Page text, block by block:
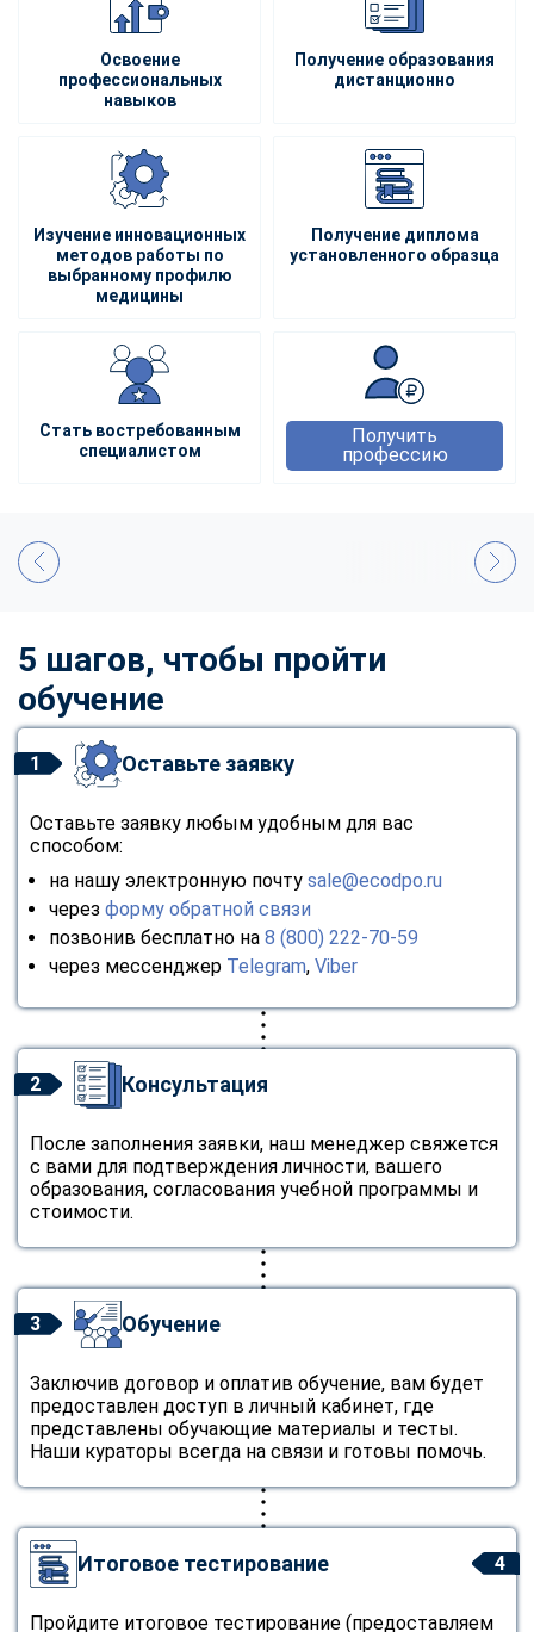
Освоение
профессиональных
навыков
Получение образования
дистанционно
Изучение инновационных
методов работы по
выбранному профилю
медицины
Получение диплома
установленного образца
Стать востребованным
специалистом
Получить
профессию
5 шагов, чтобы пройти
обучение
1 Оставьте заявку
Оставьте заявку любым удобным для вас
способом:
на нашу электронную почту sale@ecodpo.ru
через форму обратной связи
позвонив бесплатно на 8 (800) 222-70-59
через мессенджер Telegram, Viber
2 Консультация
После заполнения заявки, наш менеджер свяжется
с вами для подтверждения личности, вашего
образования, согласования учебной программы и
стоимости.
3 Обучение
Заключив договор и оплатив обучение, вам будет
предоставлен доступ в личный кабинет, где
представлены обучающие материалы и тесты.
Наши кураторы всегда на связи и готовы помочь.
4
Итоговое тестирование
Пройдите итоговое тестирование (предоставляем